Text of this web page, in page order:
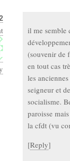
il me semble
(souvenir de
en tout cas
les
seigneur et
socialisme.
paroisse
la cfdt (vu
[Reply]